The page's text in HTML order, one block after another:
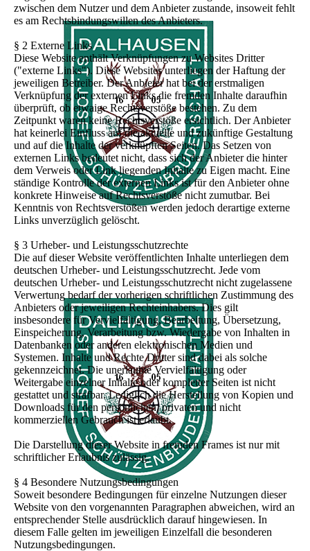
zwischen dem Nutzer und dem Anbieter zustande, insoweit fehlt
es am Rechtsbindungswillen des Anbieters.
§ 2 Externe Links
Diese Website enthält Verknüpfungen zu Websites Dritter
("externe Links"). Diese Websites unterliegen der Haftung der
jeweiligen Betreiber. Der Anbieter hat bei der erstmaligen
Verknüpfung der externen Links die fremden Inhalte daraufhin
überprüft, ob etwaige Rechtsverstöße bestehen. Zu dem
Zeitpunkt waren keine Rechtsverstöße ersichtlich. Der Anbieter
hat keinerlei Einfluss auf die aktuelle und zukünftige Gestaltung
und auf die Inhalte der verknüpften Seiten. Das Setzen von
externen Links bedeutet nicht, dass sich der Anbieter die hinter
dem Verweis oder Link liegenden Inhalte zu Eigen macht. Eine
ständige Kontrolle der externen Links ist für den Anbieter ohne
konkrete Hinweise auf Rechtsverstöße nicht zumutbar. Bei
Kenntnis von Rechtsverstößen werden jedoch derartige externe
Links unverzüglich gelöscht.
§ 3 Urheber- und Leistungsschutzrechte
Die auf dieser Website veröffentlichten Inhalte unterliegen dem
deutschen Urheber- und Leistungsschutzrecht. Jede vom
deutschen Urheber- und Leistungsschutzrecht nicht zugelassene
Verwertung bedarf der vorherigen schriftlichen Zustimmung des
Anbieters oder jeweiligen Rechteinhabers. Dies gilt
insbesondere für Vervielfältigung, Bearbeitung, Übersetzung,
Einspeicherung, Verarbeitung bzw. Wiedergabe von Inhalten in
Datenbanken oder anderen elektronischen Medien und
Systemen. Inhalte und Rechte Dritter sind dabei als solche
gekennzeichnet. Die unerlaubte Vervielfältigung oder
Weitergabe einzelner Inhalte oder kompletter Seiten ist nicht
gestattet und strafbar. Lediglich die Herstellung von Kopien und
Downloads für den persönlichen, privaten und nicht
kommerziellen Gebrauch ist erlaubt.
Die Darstellung dieser Website in fremden Frames ist nur mit
schriftlicher Erlaubnis zulässig.
§ 4 Besondere Nutzungsbedingungen
Soweit besondere Bedingungen für einzelne Nutzungen dieser
Website von den vorgenannten Paragraphen abweichen, wird an
entsprechender Stelle ausdrücklich darauf hingewiesen. In
diesem Falle gelten im jeweiligen Einzelfall die besonderen
Nutzungsbedingungen.